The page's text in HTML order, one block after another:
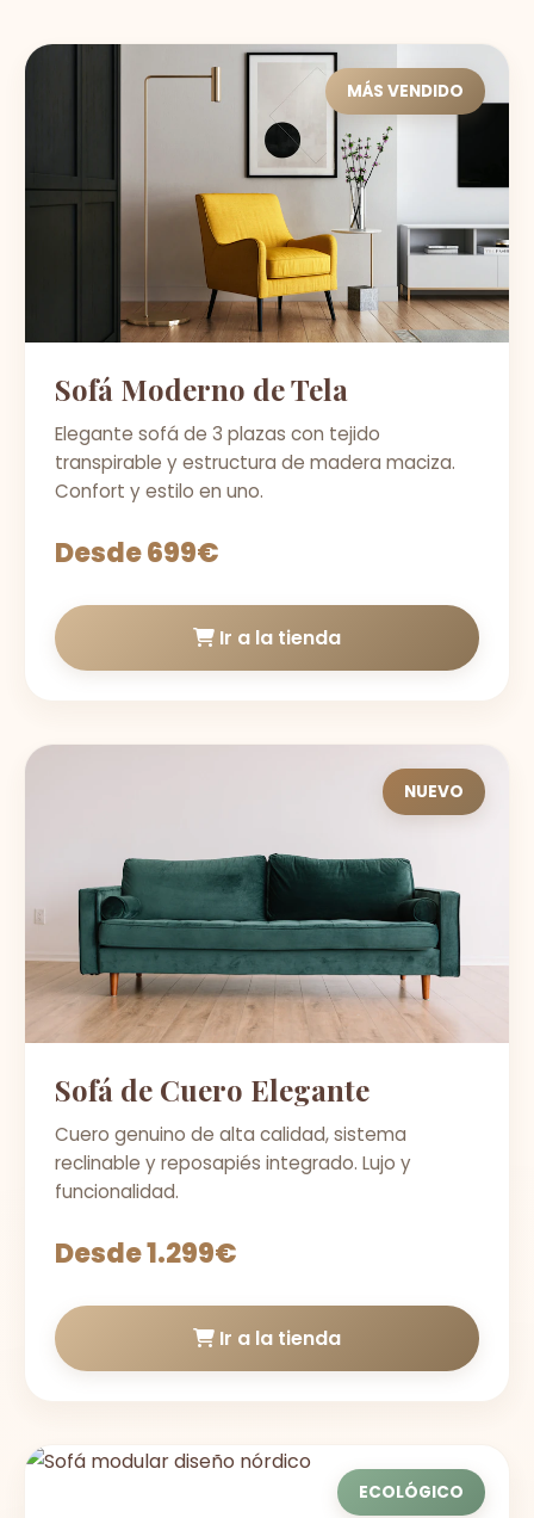
MÁS VENDIDO
Sofá Moderno de Tela
Elegante sofá de 3 plazas con tejido
transpirable y estructura de madera maciza.
Confort y estilo en uno.
Desde 699€
Ir a la tienda
NUEVO
Sofá de Cuero Elegante
Cuero genuino de alta calidad, sistema
reclinable y reposapiés integrado. Lujo y
funcionalidad.
Desde 1.299€
Ir a la tienda
ECOLÓGICO